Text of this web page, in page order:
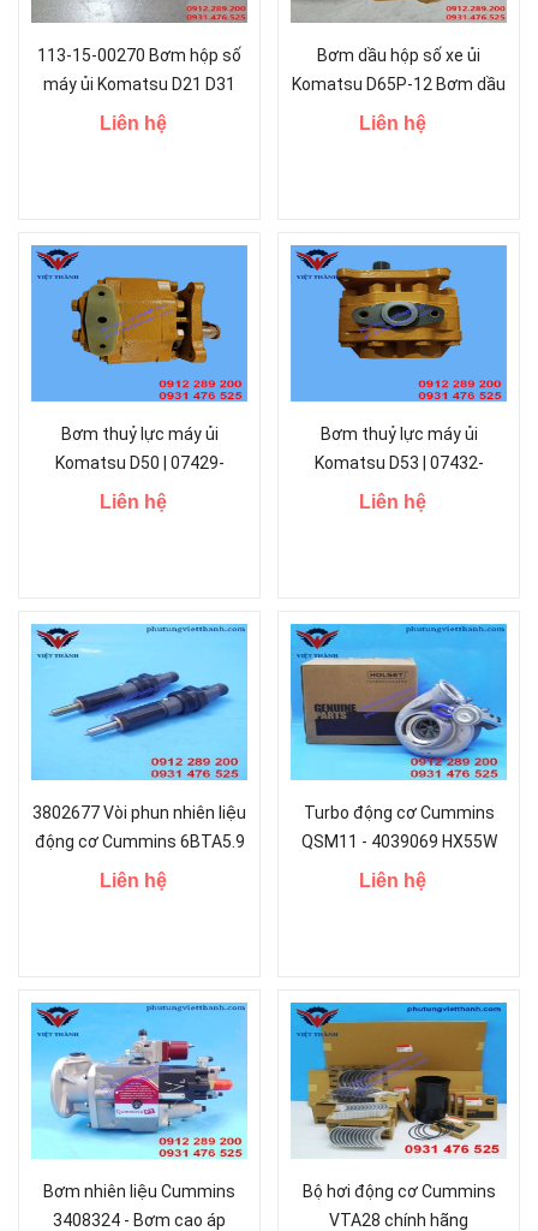
113-15-00270 Bơm hộp số
máy ủi Komatsu D21 D31
Liên hệ
Bơm dầu hộp số xe ủi
Komatsu D65P-12 Bơm dầu
hồi 14X-49-11600
Liên hệ
Bơm thuỷ lực máy ủi
Komatsu D50 | 07429-
72302
Liên hệ
Bơm thuỷ lực máy ủi
Komatsu D53 | 07432-
72203
Liên hệ
3802677 Vòi phun nhiên liệu
động cơ Cummins 6BTA5.9
Liên hệ
Turbo động cơ Cummins
QSM11 - 4039069 HX55W
HOLSET TURBO
Liên hệ
Bơm nhiên liệu Cummins
3408324 - Bơm cao áp
Bộ hơi động cơ Cummins
VTA28 chính hãng